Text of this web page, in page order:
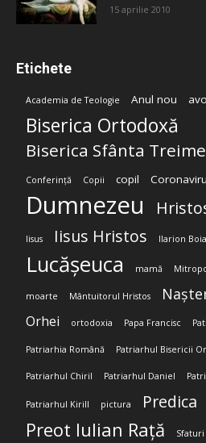
15 aprilie 2010
Etichete
Academia de Teologie Anul nou
Biserica Ortodoxă
Biserica Sfânta Treime
Conferință Copii copil
Dumnezeu
Iisus Iisus Hristos Ilarion
Lucășeuca mamă
moarte Mântuitorul Hristos
Orhei ortodoxia Papa Francisc
Patriarhia Română Patriarhul Bisericii
Patriarhul Chiril Patriarhul Daniel
Patriarhul Kirill pictura Predica
Preot Iulian Rață